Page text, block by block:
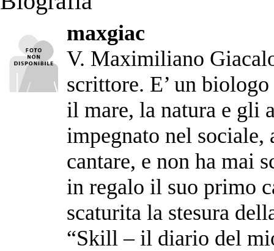
maxgiac
V. Maximiliano
scrittore. E’ un
il mare, la natura e gli
impegnato nel sociale,
cantare, e non ha
in regalo il suo primo
scaturita la stesura
“Skill – il diario del